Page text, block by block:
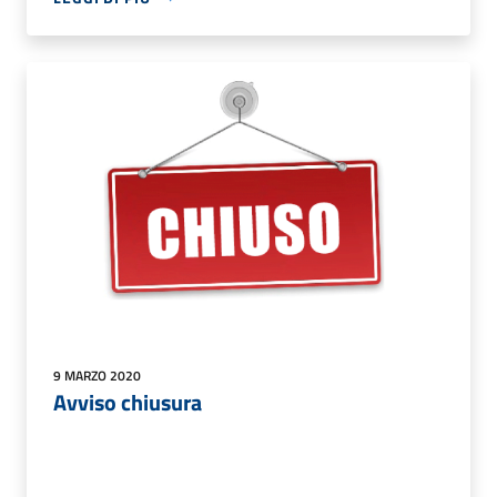
9 MARZO 2020
Avviso chiusura